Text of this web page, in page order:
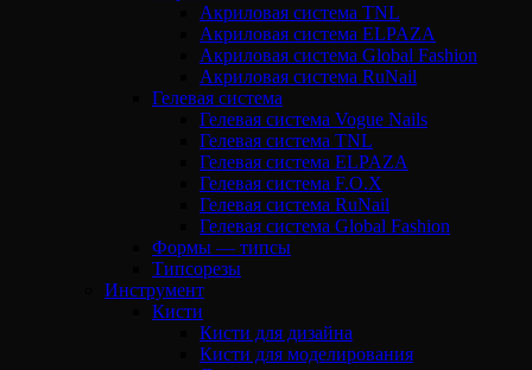
Акриловая система TNL
Акриловая система ELPAZA
Акриловая система Global Fashion
Акриловая система RuNail
Гелевая система
Гелевая система Vogue Nails
Гелевая система TNL
Гелевая система ELPAZA
Гелевая система F.O.X
Гелевая система RuNail
Гелевая система Global Fashion
Формы — типсы
Типсорезы
Инструмент
Кисти
Кисти для дизайна
Кисти для моделирования